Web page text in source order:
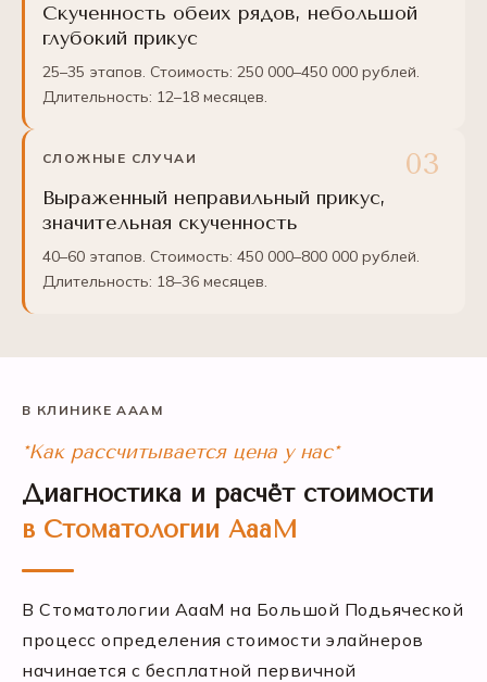
Скученность обеих рядов, небольшой
глубокий прикус
25–35 этапов. Стоимость: 250 000–450 000 рублей.
Длительность: 12–18 месяцев.
СЛОЖНЫЕ СЛУЧАИ
Выраженный неправильный прикус,
значительная скученность
40–60 этапов. Стоимость: 450 000–800 000 рублей.
Длительность: 18–36 месяцев.
В КЛИНИКЕ АААМ
*Как рассчитывается цена у нас*
Диагностика и расчёт стоимости
в Стоматологии АааМ
В Стоматологии АааМ на Большой Подьяческой
процесс определения стоимости элайнеров
начинается с бесплатной первичной